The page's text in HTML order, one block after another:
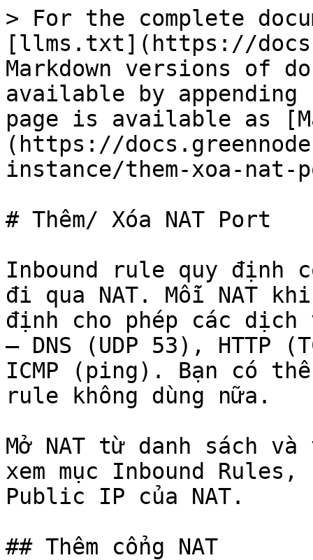
> For the complete
[llms.txt](https://
Markdown versions of
available by
page is available as
(https://
instance/them-xoa-nat-
# Thêm/ Xóa NAT Port
Inbound rule quy định
đi qua NAT. Mỗi NAT
định cho phép các
— DNS (UDP 53), HTTP
ICMP (ping). Bạn có
rule không dùng nữa.
Mở NAT từ danh sách
xem mục Inbound Rules,
Public IP của NAT.
## Thêm cổng NAT